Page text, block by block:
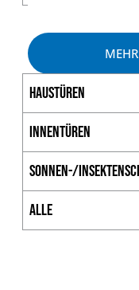
Haustüren
Innentüren
Sonnen-/
Alle